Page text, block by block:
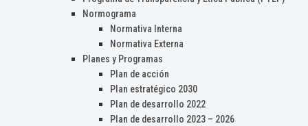
Normograma
Normativa Interna
Normativa Externa
Planes y Programas
Plan de acción
Plan estratégico 2030
Plan de desarrollo 2022
Plan de desarrollo 2023 – 2026